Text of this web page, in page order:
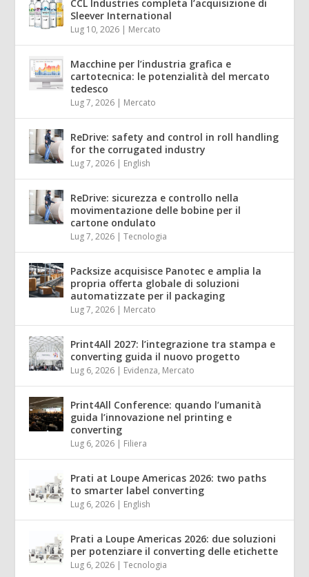
CCL Industries completa l’acquisizione di
Sleever International
Lug 10, 2026 | Mercato
Macchine per l’industria grafica e
cartotecnica: le potenzialità del mercato
tedesco
Lug 7, 2026 | Mercato
ReDrive: safety and control in roll handling
for the corrugated industry
Lug 7, 2026 | English
ReDrive: sicurezza e controllo nella
movimentazione delle bobine per il
cartone ondulato
Lug 7, 2026 |Tecnologia
Packsize acquisisce Panotec e amplia la
propria offerta globale di soluzioni
automatizzate per il packaging
Lug 7, 2026 | Mercato
Print4All 2027: l’integrazione tra stampa e
converting guida il nuovo progetto
Lug 6, 2026 | Evidenza, Mercato
Print4All Conference: quando l’umanità
guida l’innovazione nel printing e
converting
Lug 6, 2026 | Filiera
Prati at Loupe Americas 2026: two paths
to smarter label converting
Lug 6, 2026 | English
Prati a Loupe Americas 2026: due soluzioni
per potenziare il converting delle etichette
Lug 6, 2026 |Tecnologia